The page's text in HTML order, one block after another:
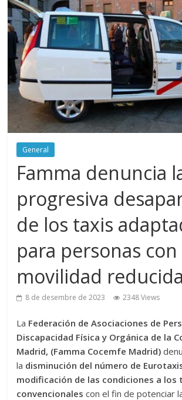
General
Famma denuncia
progresiva
de los taxis
para personas con
movilidad reducida
8 de desembre de 2023 2348 Views
La Federación de Asociaciones de
Discapacidad Física y Orgánica de la
Madrid, (Famma Cocemfe Madrid)
la disminución del número de
modificación de las condiciones a los
convencionales con el fin de potenciar